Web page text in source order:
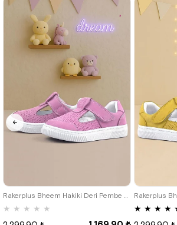
★ ★ ★ ★ ★ ★ ★ ★ ★